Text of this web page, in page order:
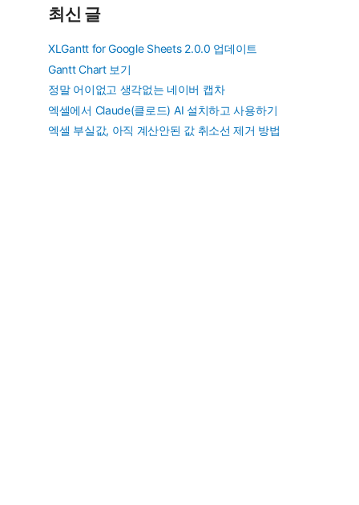
최신 글
XLGantt for Google Sheets 2.0.0 업데이트
Gantt Chart 보기
정말 어이없고 생각없는 네이버 캡차
엑셀에서 Claude(클로드) AI 설치하고 사용하기
엑셀 부실값, 아직 계산안된 값 취소선 제거 방법